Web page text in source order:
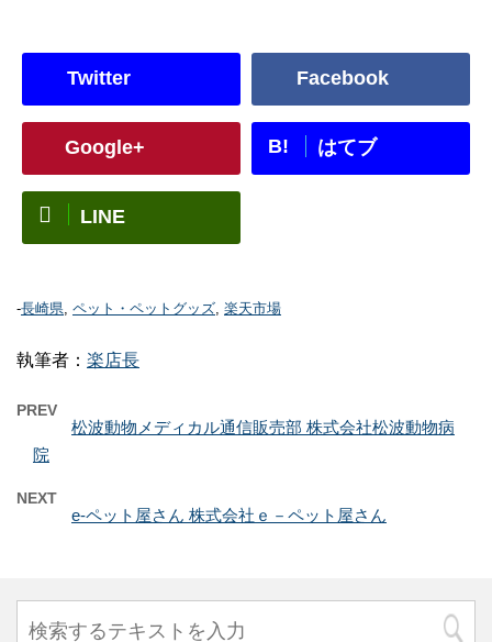
Twitter Facebook
Google+ B! はてブ
LINE
-長崎県, ペット・ペットグッズ, 楽天市場
執筆者： 楽店長
PREV
松波動物メディカル通信販売部 株式会社松波動物病
院
NEXT
e-ペット屋さん 株式会社ｅ－ペット屋さん